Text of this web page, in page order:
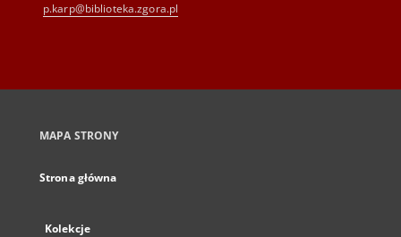
p.karp@biblioteka.zgora.pl
MAPA STRONY
Strona główna
Kolekcje